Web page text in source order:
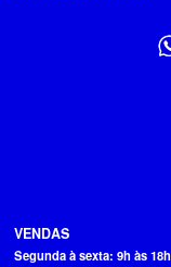
VENDAS
Segunda à sexta: 9h às 18h